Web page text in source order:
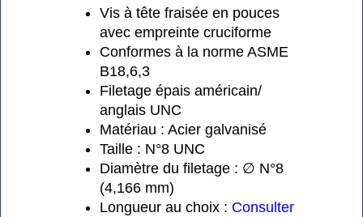
Vis à tête fraisée en pouces
avec empreinte cruciforme
Conformes à la norme ASME
B18,6,3
Filetage épais américain/
anglais UNC
Matériau : Acier galvanisé
Taille : N°8 UNC
Diamètre du filetage : ∅ N°8
(4,166 mm)
Longueur au choix : Consulter